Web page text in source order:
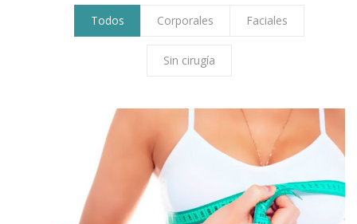
TESTIMONIOS
Todos Corporales Faciales
Sin cirugía